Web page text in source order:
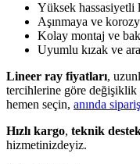
Yüksek hassasiyetli
Aşınmaya ve
Kolay montaj ve
Uyumlu kızak ve
Lineer ray fiyatları,
tercihlerine göre değişiklik
hemen seçin, anında
Hızlı kargo, teknik
hizmetinizdeyiz.